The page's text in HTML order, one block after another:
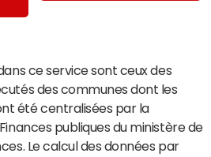
ce service sont ceux des
des communes dont les
été centralisées par la
publiques du ministère de
Le calcul des données par